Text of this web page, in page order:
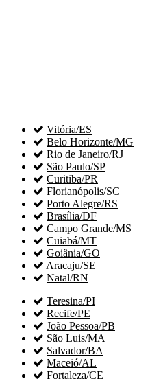
 Vitória/ES
 Belo Horizonte/MG
 Rio de Janeiro/RJ
 São Paulo/SP
 Curitiba/PR
 Florianópolis/SC
 Porto Alegre/RS
 Brasília/DF
 Campo Grande/MS
 Cuiabá/MT
 Goiânia/GO
 Aracaju/SE
 Natal/RN
 Teresina/PI
 Recife/PE
 João Pessoa/PB
 São Luis/MA
 Salvador/BA
 Maceió/AL
 Fortaleza/CE